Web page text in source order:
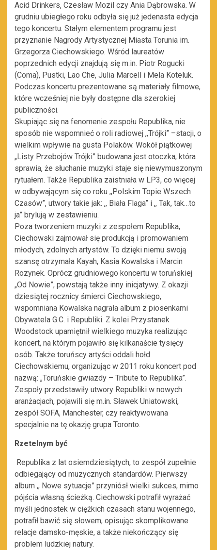
Acid Drinkers, Czesław Mozil czy Ania Dąbrowska. W
grudniu ubiegłego roku odbyła się już jedenasta edycja
tego koncertu. Stałym elementem programu jest
przyznanie Nagrody Artystycznej Miasta Torunia im.
Grzegorza Ciechowskiego. Wśród laureatów
poprzednich edycji znajdują się m.in. Piotr Rogucki
(Coma), Pustki, Lao Che, Julia Marcell i Mela Koteluk.
Podczas koncertu prezentowane są materiały filmowe,
które wcześniej nie były dostępne dla szerokiej
publiczności.
Skupiając się na fenomenie zespołu Republika, nie
sposób nie wspomnieć o roli radiowej ,,Trójki” –stacji, o
wielkim wpływie na gusta Polaków. Wokół piątkowej
„Listy Przebojów Trójki” budowana jest otoczka, która
sprawia, że słuchanie muzyki staje się niewymuszonym
rytuałem. Także Republika zaistniała w LP3, co więcej
w odbywającym się co roku ,,Polskim Topie Wszech
Czasów”, utwory takie jak: ,, Biała Flaga” i ,, Tak, tak…to
ja” brylują w zestawieniu.
Poza tworzeniem muzyki z zespołem Republika,
Ciechowski zajmował się produkcją i promowaniem
młodych, zdolnych artystów. To dzięki niemu swoją
szansę otrzymała Kayah, Kasia Kowalska i Marcin
Rozynek. Oprócz grudniowego koncertu w toruńskiej
„Od Nowie”, powstają także inny inicjatywy. Z okazji
dziesiątej rocznicy śmierci Ciechowskiego,
wspomniana Kowalska nagrała album z piosenkami
Obywatela G.C. i Republiki. Z kolei Przystanek
Woodstock upamiętnił wielkiego muzyka realizując
koncert, na którym pojawiło się kilkanaście tysięcy
osób. Także toruńscy artyści oddali hołd
Ciechowskiemu, organizując w 2011 roku koncert pod
nazwą: „Toruńskie gwiazdy – Tribute to Republika”.
Zespoły przedstawiły utwory Republiki w nowych
aranżacjach, pojawili się m.in. Sławek Uniatowski,
zespół SOFA, Manchester, czy reaktywowana
specjalnie na tę okazję grupa Toronto.
Rzetelnym być
Republika z lat osiemdziesiątych, to zespół zupełnie
odbiegający od muzycznych standardów. Pierwszy
album ,, Nowe sytuacje” przyniósł wielki sukces, mimo
pójścia własną ścieżką. Ciechowski potrafił wyrażać
myśli jednostek w ciężkich czasach stanu wojennego,
potrafił bawić się słowem, opisując skomplikowane
relacje damsko-męskie, a także niekończący się
problem ludzkiej natury.